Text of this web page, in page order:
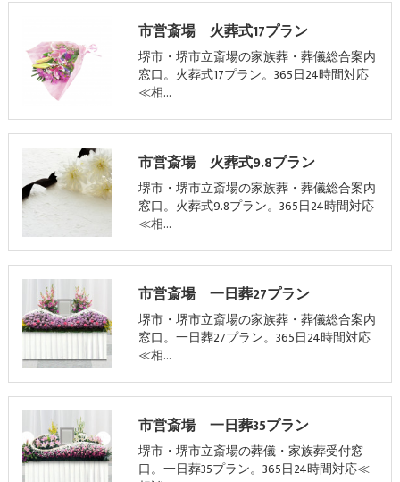
市営斎場 火葬式17プラン
堺市・堺市立斎場の家族葬・葬儀総合案内
窓口。火葬式17プラン。365日24時間対応
≪相…
市営斎場 火葬式9.8プラン
堺市・堺市立斎場の家族葬・葬儀総合案内
窓口。火葬式9.8プラン。365日24時間対応
≪相…
市営斎場 一日葬27プラン
堺市・堺市立斎場の家族葬・葬儀総合案内
窓口。一日葬27プラン。365日24時間対応
≪相…
市営斎場 一日葬35プラン
堺市・堺市立斎場の葬儀・家族葬受付窓
口。一日葬35プラン。365日24時間対応≪